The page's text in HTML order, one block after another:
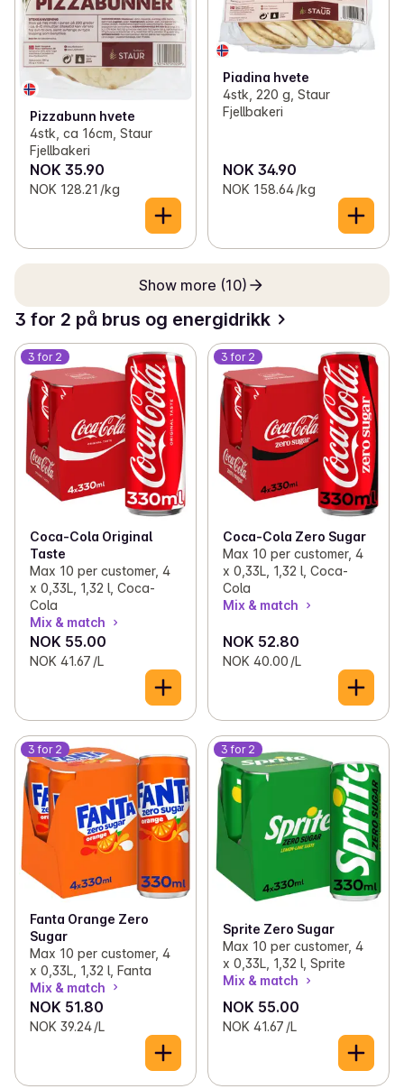
Pizzabunn hvete
4stk, ca 16cm, Staur
Fjellbakeri
NOK 35.90
NOK 128.21 /kg
Piadina hvete
4stk, 220 g, Staur
Fjellbakeri
NOK 34.90
NOK 158.64 /kg
Show more (10)
3 for 2 på brus og energidrikk
3 for 2
Coca-Cola Original
Taste
Max 10 per customer, 4
x 0,33L, 1,32 l, Coca-
Cola
Mix & match
NOK 55.00
NOK 41.67 /L
3 for 2
Coca-Cola Zero Sugar
Max 10 per customer, 4
x 0,33L, 1,32 l, Coca-
Cola
Mix & match
NOK 52.80
NOK 40.00 /L
3 for 2
Fanta Orange Zero
Sugar
Max 10 per customer, 4
x 0,33L, 1,32 l, Fanta
Mix & match
NOK 51.80
NOK 39.24 /L
3 for 2
Sprite Zero Sugar
Max 10 per customer, 4
x 0,33L, 1,32 l, Sprite
Mix & match
NOK 55.00
NOK 41.67 /L